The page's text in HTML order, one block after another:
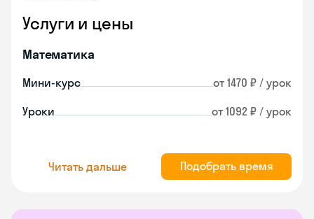
Услуги и цены
Математика
Мини-курс от 1470 ₽ / урок
Уроки от 1092 ₽ / урок
Читать дальше Подобрать время